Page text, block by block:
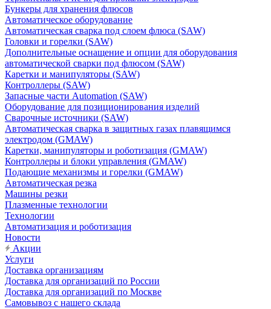
Бункеры для хранения флюсов
Автоматическое оборудование
Автоматическая сварка под слоем флюса (SAW)
Головки и горелки (SAW)
Дополнительные оснащение и опции для оборудования
автоматической сварки под флюсом (SAW)
Каретки и манипуляторы (SAW)
Контроллеры (SAW)
Запасные части Automation (SAW)
Оборудование для позиционирования изделий
Сварочные источники (SAW)
Автоматическая сварка в защитных газах плавящимся
электродом (GMAW)
Каретки, манипуляторы и роботизация (GMAW)
Контроллеры и блоки управления (GMAW)
Подающие механизмы и горелки (GMAW)
Автоматическая резка
Машины резки
Плазменные технологии
Технологии
Автоматизация и роботизация
Новости
Акции
Услуги
Доставка организациям
Доставка для организаций по России
Доставка для организаций по Москве
Самовывоз с нашего склада